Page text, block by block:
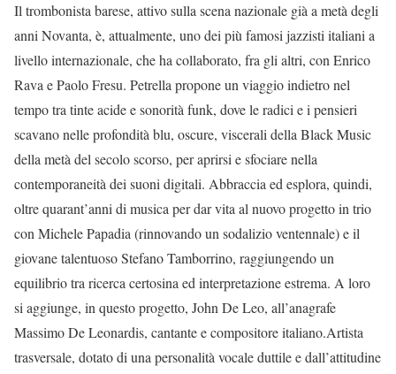
Il trombonista barese, attivo sulla scena nazionale già a metà degli
anni Novanta, è, attualmente, uno dei più famosi jazzisti italiani a
livello internazionale, che ha collaborato, fra gli altri, con Enrico
Rava e Paolo Fresu. Petrella propone un viaggio indietro nel
tempo tra tinte acide e sonorità funk, dove le radici e i pensieri
scavano nelle profondità blu, oscure, viscerali della Black Music
della metà del secolo scorso, per aprirsi e sfociare nella
contemporaneità dei suoni digitali. Abbraccia ed esplora, quindi,
oltre quarant’anni di musica per dar vita al nuovo progetto in trio
con Michele Papadia (rinnovando un sodalizio ventennale) e il
giovane talentuoso Stefano Tamborrino, raggiungendo un
equilibrio tra ricerca certosina ed interpretazione estrema. A loro
si aggiunge, in questo progetto, John De Leo, all’anagrafe
Massimo De Leonardis, cantante e compositore italiano.Artista
trasversale, dotato di una personalità vocale duttile e dall’attitudine